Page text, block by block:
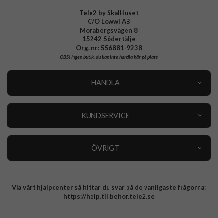
Tele2 by SkalHuset
C/O Lowwi AB
Morabergsvägen 8
15242 Södertälje
Org. nr: 556881-9238
OBS!Ingen butik, du kan inte handla här på plats
HANDLA
KUNDSERVICE
ÖVRIGT
Integritetspolicy
Via vårt hjälpcenter så hittar du svar på de vanligaste frågorna:
https://help.tillbehor.tele2.se